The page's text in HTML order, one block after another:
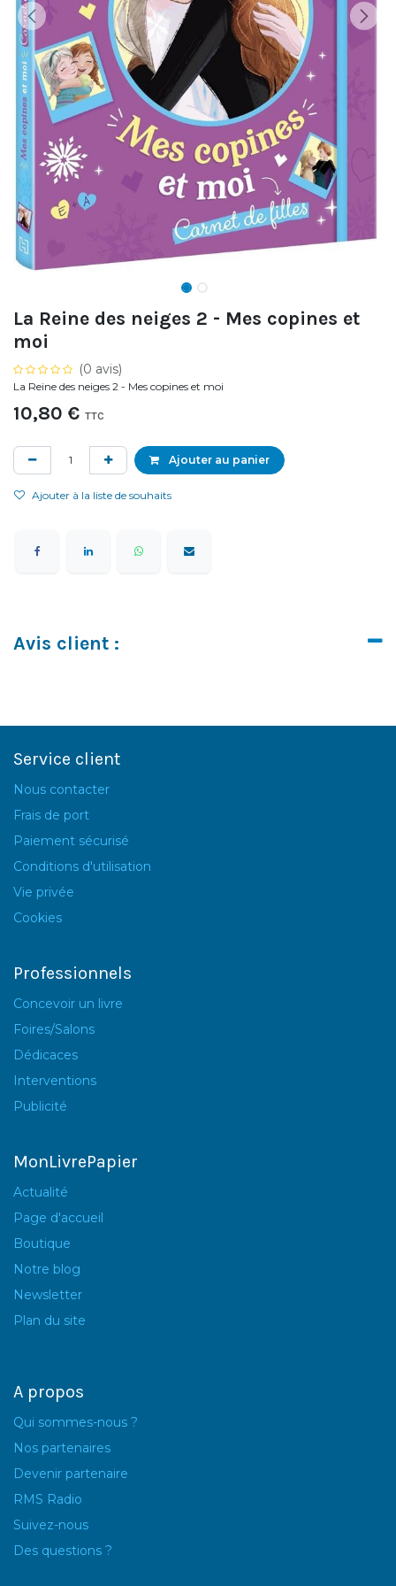
La Reine des neiges 2 - Mes copines et
moi
(0 avis)
La Reine des neiges 2 - Mes copines et moi
10,80 € TTC
Ajouter au panier
Ajouter à la liste de souhaits
Avis client :
Service client
Nous contacter
Frais de port
Paiement sécurisé
Conditions d'utilisation
Vie privée
Cookies
Professionnels
Concevoir un livre
Foires/Salons
Dédicaces
Interventions
Publicité
MonLivrePapier
Actualité
Page d'accueil
Boutique
Notre blog
Newsletter
Plan du site
A propos
Qui sommes-nous ?
Nos partenaires
Devenir partenaire
RMS Radio
Suivez-nous
Des questions ?